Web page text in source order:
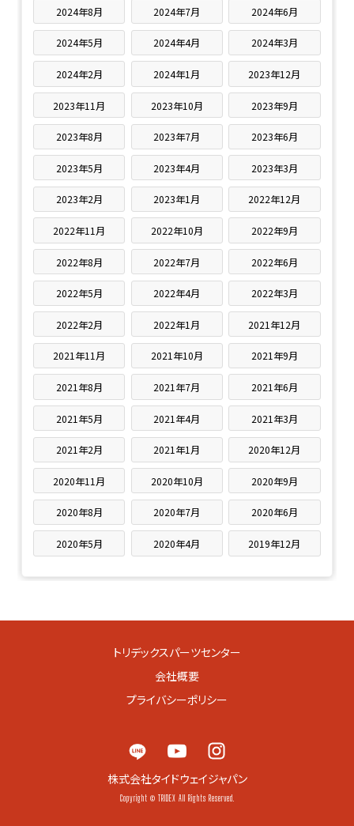
2024年8月 2024年7月 2024年6月
2024年5月 2024年4月 2024年3月
2024年2月 2024年1月 2023年12月
2023年11月 2023年10月 2023年9月
2023年8月 2023年7月 2023年6月
2023年5月 2023年4月 2023年3月
2023年2月 2023年1月 2022年12月
2022年11月 2022年10月 2022年9月
2022年8月 2022年7月 2022年6月
2022年5月 2022年4月 2022年3月
2022年2月 2022年1月 2021年12月
2021年11月 2021年10月 2021年9月
2021年8月 2021年7月 2021年6月
2021年5月 2021年4月 2021年3月
2021年2月 2021年1月 2020年12月
2020年11月 2020年10月 2020年9月
2020年8月 2020年7月 2020年6月
2020年5月 2020年4月 2019年12月
トリデックスパーツセンター
会社概要
プライバシーポリシー
株式会社タイドウェイジャパン
Copyright © TRIDEX All Rights Reserved.